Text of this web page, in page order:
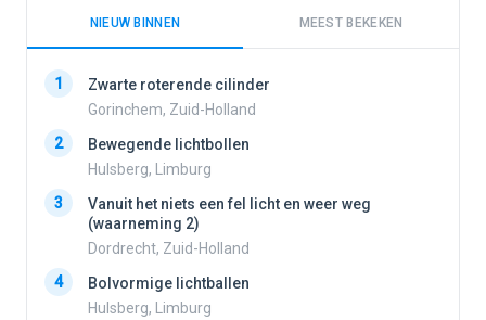
NIEUW BINNEN MEEST BEKEKEN
1
Zwarte roterende cilinder
Gorinchem, Zuid-Holland
2
Bewegende lichtbollen
Hulsberg, Limburg
3
Vanuit het niets een fel licht en weer weg
(waarneming 2)
Dordrecht, Zuid-Holland
4
Bolvormige lichtballen
Hulsberg, Limburg